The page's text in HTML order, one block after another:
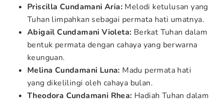
Priscilla Cundamani Aria: Melodi ketulusan yang
Tuhan limpahkan sebagai permata hati umatnya.
Abigail Cundamani Violeta: Berkat Tuhan dalam
bentuk permata dengan cahaya yang berwarna
keunguan.
Melina Cundamani Luna: Madu permata hati
yang dikelilingi oleh cahaya bulan.
Theodora Cundamani Rhea: Hadiah Tuhan dalam